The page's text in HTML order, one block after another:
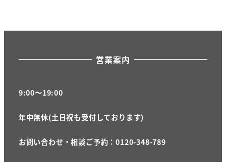
営業案内
9:00〜19:00
年中無休(土日祝も受付しております)
お問い合わせ・相談ご予約：0120-348-789